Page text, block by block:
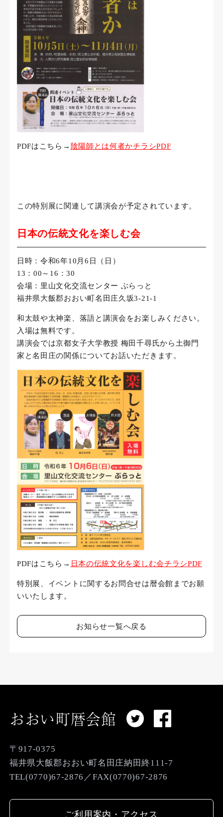
PDFはこちら→ 陰陽師とは何者かチラシPDF
この特別展に関連して講演会が予定されています。
日本の伝統文化を楽しむ会
日時：令和6年10月6日（日）
13：00～16：30
会場：里山文化交流センター ぶらっと
福井県大飯郡おおい町名田庄久坂3-21-1
和太鼓や太神楽、落語と講演会をお楽しみください。
入場は無料です。
講演会では京都女子大学教授 梅田千尋氏から土御門
家と名田庄の関係についてお話いただきます。
PDFはこちら→ 日本の伝統文化を楽しむ会チラシPDF
特別展、イベントに関するお問合せは暦会館までお願
いいたします。
お知らせ一覧へ戻る
おおい町暦会館
〒917-0375
福井県大飯郡おおい町名田庄納田終111-7
TEL(0770)67-2876／FAX(0770)67-2876
ご利用案内・アクセス